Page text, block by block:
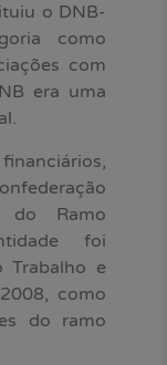
o DNB-
como
com
era uma
do Ramo
foi
Trabalho e
como
do ramo